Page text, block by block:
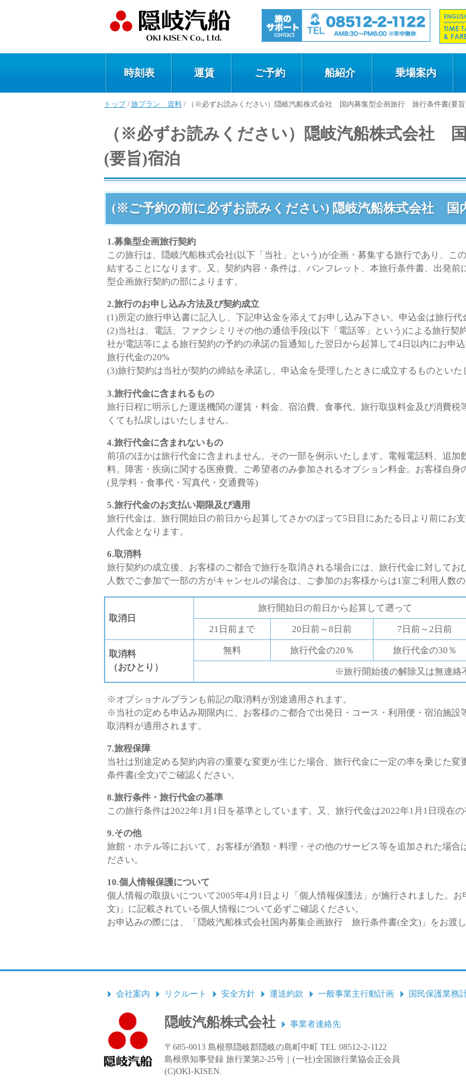
時刻表 運賃 ご予約 船紹介 乗場案内
トップ/旅プラン 資料 / （※必ずお読みください）隠岐汽船株式会社 国内募集型企画旅行 旅行条件書(要旨
（※必ずお読みください）隠岐汽船株式会社
(要旨)宿泊
(※ご予約の前に必ずお読みください) 隠岐汽船株式会社 国
1.募集型企画旅行契約
この旅行は、隠岐汽船株式会社(以下「当社」という)が企画・募集する旅行であり、こ
結することになります。又、契約内容・条件は、パンフレット、本旅行条件書、出発
型企画旅行契約の部によります。
2.旅行のお申し込み方法及び契約成立
(1)所定の旅行申込書に記入し、下記申込金を添えてお申し込み下さい。申込金は旅行代
(2)当社は、電話、ファクシミリその他の通信手段(以下「電話等」という)による旅行
社が電話等による旅行契約の予約の承諾の旨通知した翌日から起算して4日以内にお申
旅行代金の20%
(3)旅行契約は当社が契約の締結を承諾し、申込金を受理したときに成立するものといた
3.旅行代金に含まれるもの
旅行日程に明示した運送機関の運賃・料金、宿泊費、食事代、旅行取扱料金及び消費
くても払戻しはいたしません。
4.旅行代金に含まれないもの
前項のほかは旅行代金に含まれません。その一部を例示いたします。電報電話料、追
料。障害・疾病に関する医療費。ご希望者のみ参加されるオプション料金。お客様自身
(見学料・食事代・写真代・交通費等)
5.旅行代金のお支払い期限及び適用
旅行代金は、旅行開始日の前日から起算してさかのぼって5日目にあたる日より前にお
人代金となります。
6.取消料
旅行契約の成立後、お客様のご都合で旅行を取消される場合には、旅行代金に対して
人数でご参加で一部の方がキャンセルの場合は、ご参加のお客様からは1室ご利用人数
取消日
旅行開始日の前日から起算して遡って
21日前まで 20日前～8日前 7日前～2日前
取消料
（おひとり）
無料 旅行代金の20％ 旅行代金の30％
※旅行開始後の解除又は無連絡
※オプショナルプランも前記の取消料が別途適用されます。
※当社の定める申込み期限内に、お客様のご都合で出発日・コース・利用便・宿泊施
取消料が適用されます。
7.旅程保障
当社は別途定める契約内容の重要な変更が生じた場合、旅行代金に一定の率を乗じた
条件書(全文)でご確認ください。
8.旅行条件・旅行代金の基準
この旅行条件は2022年1月1日を基準としています。又、旅行代金は2022年1月1日現在
9.その他
旅館・ホテル等において、お客様が酒類・料理・その他のサービス等を追加された場
ださい。
10.個人情報保護について
個人情報の取扱いについて2005年4月1日より「個人情報保護法」が施行されました。
文)」に記載されている個人情報について必ずご確認ください。
お申込みの際には、「隠岐汽船株式会社国内募集企画旅行 旅行条件書(全文)」をお渡
会社案内 リクルート 安全方針 運送約款 一般事業主行動計画 国民保護業務
隠岐汽船株式会社 事業者連絡先
〒685-0013 島根県隠岐郡隠岐の島町中町 TEL:08512-2-1122
島根県知事登録 旅行業第2-25号｜(一社)全国旅行業協会正会員
(C)OKI-KISEN.